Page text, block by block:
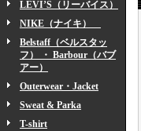
LEVI’S（リーバイス）
NIKE（ナイキ）
Belstaff（ベルスタッ
フ） ・ Barbour（バブ
アー）
Outerwear・Jacket
Sweat & Parka
T-shirt